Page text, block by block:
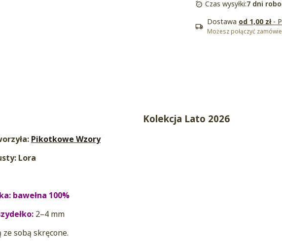
Czas wysyłki:7 dni
Dostawa od 1,00 zł -
Możesz połączyć
Kolekcja Lato 2026
Pikotkowe Wzory
Lora
bawełna 100%
2–4 mm
sobą skręcone.